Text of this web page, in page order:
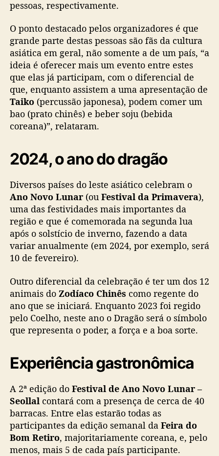
o
n
o
v
i
d
a
d
r
a
ã
s
d
a
c
u
l
r
a
a
s
á
i
c
pessoas, respectivamente.
O ponto destacado pelos organizadores é que
grande parte destas pessoas são fãs da cultura
asiática em geral, não somente a de um país, “a
ideia é oferecer mais um evento entre estes
que elas já participam, com o diferencial de
que, enquanto assistem a uma apresentação de
Taiko (percussão japonesa), podem comer um
bao (prato chinês) e beber soju (bebida
coreana)”, relataram.
2024, o ano do dragão
Diversos países do leste asiático celebram o
Ano Novo Lunar (ou Festival da Primavera),
uma das festividades mais importantes da
região e que é comemorada na segunda lua
após o solstício de inverno, fazendo a data
variar anualmente (em 2024, por exemplo, será
10 de fevereiro).
Outro diferencial da celebração é ter um dos 12
animais do Zodíaco Chinês como regente do
ano que se iniciará. Enquanto 2023 foi regido
pelo Coelho, neste ano o Dragão será o símbolo
que representa o poder, a força e a boa sorte.
Experiência gastronômica
A 2ª edição do Festival de Ano Novo Lunar –
Seollal contará com a presença de cerca de 40
barracas. Entre elas estarão todas as
participantes da edição semanal da Feira do
Bom Retiro, majoritariamente coreana, e, pelo
menos, mais 5 de cada país participante.